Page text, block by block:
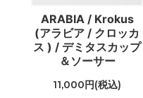
ARABIA / Krokus
(アラビア / クロッカ
ス ) / デミタスカップ
＆ソーサー
11,000円(税込)